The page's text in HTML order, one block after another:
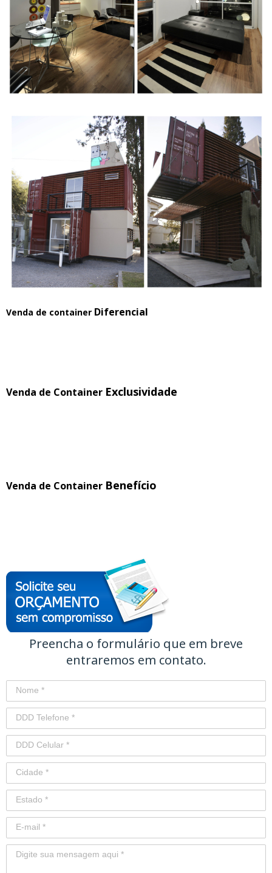
Venda de container Diferencial
Venda de Container Exclusividade
Venda de Container Benefício
Preencha o formulário que em breve
entraremos em contato.